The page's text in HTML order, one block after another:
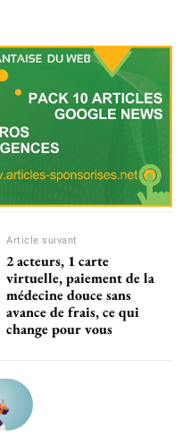
Article suivant
2 acteurs, 1 carte
virtuelle, paiement de la
médecine douce sans
avance de frais, ce qui
change pour vous